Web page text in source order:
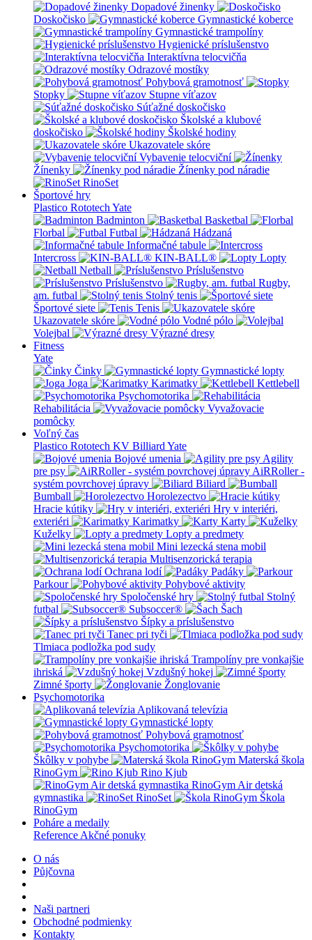
Dopadové žinenky
Doskočisko
Gymnastické koberce
Gymnastické trampolíny
Hygienické príslušenstvo
Interaktívna telocvičňa
Odrazové mostíky
Pohybová gramotnosť
Stopky
Stupne víťazov
Súťažné doskočisko
Školské a klubové
doskočisko
Školské hodiny
Ukazovatele skóre
Vybavenie telocviční
Žínenky
Žínenky pod náradie
RinoSet
Športové hry
Plastico Rototech Yate
Badminton
Basketbal
Florbal
Futbal
Hádzaná
Informačné tabule
Intercross
KIN-BALL®
Lopty
Netball
Príslušenstvo
Príslušenstvo
Rugby,
am. futbal
Stolný tenis
Športové siete
Tenis
Ukazovatele skóre
Vodné pólo
Volejbal
Výrazné dresy
Fitness
Yate
Činky
Gymnastické lopty
Joga
Karimatky
Kettlebell
Psychomotorika
Rehabilitácia
Vyvažovacie
pomôcky
Voľný čas
Plastico Rototech KV Billiard Yate
Bojové umenia
Agility
pre psy
AiRRoller -
systém povrchovej úpravy
Biliard
Bumball
Horolezectvo
Hracie kútiky
Hry v interiéri,
exteriéri
Karimatky
Karty
Kuželky
Lopty a predmety
Mini lezecká stena mobil
Multisenzorická terapia
Ochrana lodí
Padáky
Parkour
Pohybové aktivity
Spoločenské hry
Stolný
futbal
Subsoccer®
Šach
Šípky a príslušenstvo
Tanec pri tyči
Tlmiaca podložka pod sudy
Trampolíny pre vonkajšie
ihriská
Vzdušný hokej
Zimné športy
Žonglovanie
Psychomotorika
Aplikovaná televízia
Gymnastické lopty
Pohybová gramotnosť
Psychomotorika
Škôlky v pohybe
Materská škola
RinoGym
Rino Kjub
RinoGym Air detská
gymnastika
RinoSet
Škola
RinoGym
Poháre a medaily
Reference Akčné ponuky
O nás
Půjčovna
Naši partneri
Obchodné podmienky
Kontakty